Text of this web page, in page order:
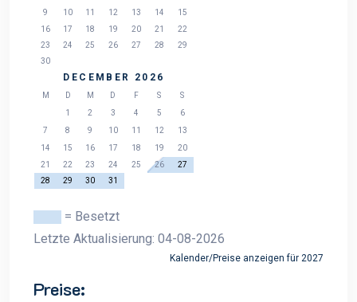
9 10 11 12 13 14
15
16
17 18 19 20 21
22
23
24 25 26 27 28
29
30
DECEMBER 2026
M D M D F S
S
1
2 3 4 5
6
7
8 9 10 11 12
13
14
15 16 17 18 19
20
21
22 23 24 25 26
27
28
29 30 31
= Besetzt
Letzte Aktualisierung: 04-08-2026
Kalender/Preise anzeigen für 2027
Preise: